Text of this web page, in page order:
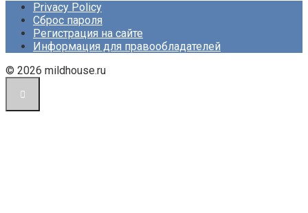
Privacy Policy
Сброс пароля
Регистрация на сайте
Информация для правообладателей
© 2026 mildhouse.ru